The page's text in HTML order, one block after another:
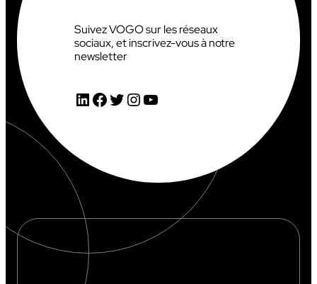
Suivez VOGO sur les réseaux
sociaux, et inscrivez-vous à notre
newsletter
LinkedIn Facebook Twitter InstagramYouTube